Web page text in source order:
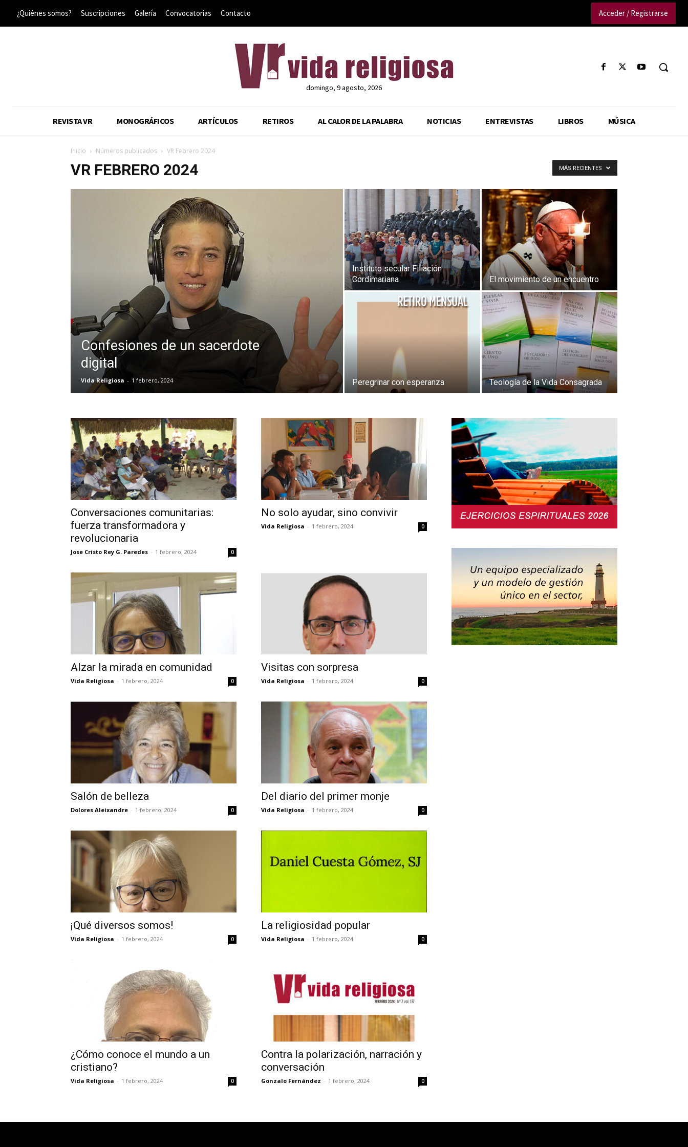
¿Quiénes somos? Suscripciones Galería Convocatorias Contacto Acceder / Registrarse
domingo, 9 agosto, 2026
REVISTA VR MONOGRÁFICOS ARTÍCULOS RETIROS AL CALOR DE LA PALABRA NOTICIAS ENTREVISTAS LIBROS MÚSICA
Inicio Números publicados VR Febrero 2024
VR FEBRERO 2024 MÁS RECIENTES
Confesiones de un sacerdote
digital
Vida Religiosa - 1 febrero, 2024
Instituto secular Filiación
Cordimariana
El movimiento de un encuentro
Peregrinar con esperanza Teología de la Vida Consagrada
Conversaciones comunitarias:
fuerza transformadora y
revolucionaria
Jose Cristo Rey G. Paredes - 1 febrero, 2024 0
No solo ayudar, sino convivir
Vida Religiosa - 1 febrero, 2024 0
Alzar la mirada en comunidad
Vida Religiosa - 1 febrero, 2024 0
Visitas con sorpresa
Vida Religiosa - 1 febrero, 2024 0
Salón de belleza
Dolores Aleixandre - 1 febrero, 2024 0
Del diario del primer monje
Vida Religiosa - 1 febrero, 2024 0
¡Qué diversos somos!
Vida Religiosa - 1 febrero, 2024 0
La religiosidad popular
Vida Religiosa - 1 febrero, 2024 0
¿Cómo conoce el mundo a un
cristiano?
Vida Religiosa - 1 febrero, 2024 0
Contra la polarización, narración y
conversación
Gonzalo Fernández - 1 febrero, 2024 0